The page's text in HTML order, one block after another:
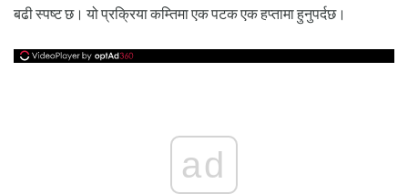
बढी स्पष्ट छ। यो प्रक्रिया कम्तिमा एक पटक एक हप्तामा हुनुपर्दछ।
ad